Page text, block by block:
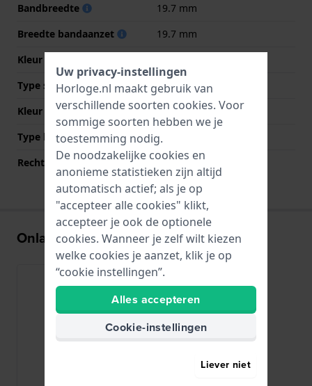
Bandbreedte
19.7 mm
Breedte bandaanzet
19.7 mm
Kleur Band
Type sluiting
Gesp
Kleur sluiting
Goud
Type bevestiging
Stalen pennen
Rechte bandaanzet
Nee
Onlangs bekeken
Uw privacy-instellingen
Horloge.nl maakt gebruik van
verschillende soorten cookies. Voor
sommige soorten hebben we je
toestemming nodig.
De noodzakelijke cookies en
anonieme statistieken zijn altijd
automatisch actief; als je op
"accepteer alle cookies" klikt,
accepteer je ook de optionele
cookies. Wanneer je zelf wilt kiezen
welke cookies je aanzet, klik je op
“cookie instellingen”.
Alles accepteren
Cookie-instellingen
Liever niet